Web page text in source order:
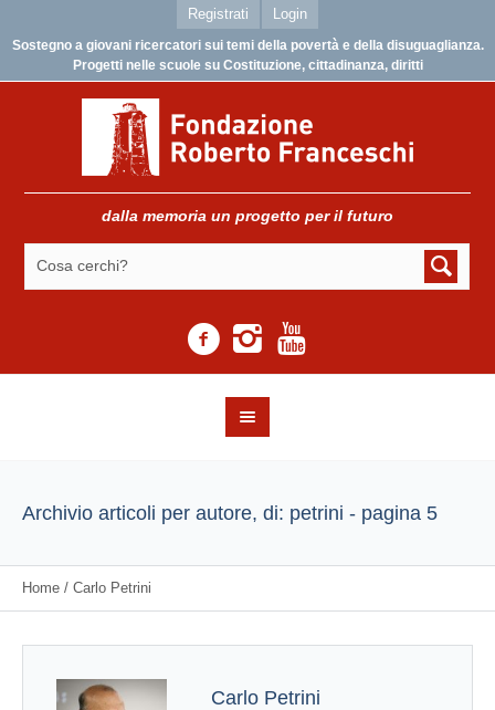
Registrati Login
Sostegno a giovani ricercatori sui temi della povertà e della disuguaglianza.
Progetti nelle scuole su Costituzione, cittadinanza, diritti
dalla memoria un progetto per il futuro
Archivio articoli per autore, di: petrini - pagina 5
Home / Carlo Petrini
Carlo Petrini